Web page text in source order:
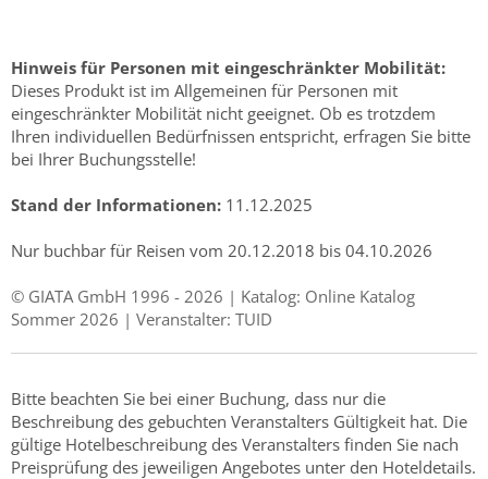
Hinweis für Personen mit eingeschränkter Mobilität:
Dieses Produkt ist im Allgemeinen für Personen mit
eingeschränkter Mobilität nicht geeignet. Ob es trotzdem
Ihren individuellen Bedürfnissen entspricht, erfragen Sie bitte
bei Ihrer Buchungsstelle!
Stand der Informationen: 11.12.2025
Nur buchbar für Reisen vom 20.12.2018 bis 04.10.2026
© GIATA GmbH 1996 - 2026 | Katalog: Online Katalog
Sommer 2026 | Veranstalter: TUID
Bitte beachten Sie bei einer Buchung, dass nur die
Beschreibung des gebuchten Veranstalters Gültigkeit hat. Die
gültige Hotelbeschreibung des Veranstalters finden Sie nach
Preisprüfung des jeweiligen Angebotes unter den Hoteldetails.